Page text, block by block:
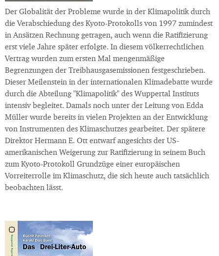
Der Globalität der Probleme wurde in der Klimapolitik durch
die Verabschiedung des Kyoto-Protokolls von 1997 zumindest
in Ansätzen Rechnung getragen, auch wenn die Ratifizierung
erst viele Jahre später erfolgte. In diesem völkerrechtlichen
Vertrag wurden zum ersten Mal mengenmäßige
Begrenzungen der Treibhausgasemissionen festgeschrieben.
Dieser Meilenstein in der internationalen Klimadebatte wurde
durch die Abteilung "Klimapolitik" des Wuppertal Instituts
intensiv begleitet. Damals noch unter der Leitung von Edda
Müller wurde bereits in vielen Projekten an der Entwicklung
von Instrumenten des Klimaschutzes gearbeitet. Der spätere
Direktor Hermann E. Ott entwarf angesichts der US-
amerikanischen Weigerung zur Ratifizierung in seinem Buch
zum Kyoto-Protokoll Grundzüge einer europäischen
Vorreiterrolle im Klimaschutz, die sich heute auch tatsächlich
beobachten lässt.